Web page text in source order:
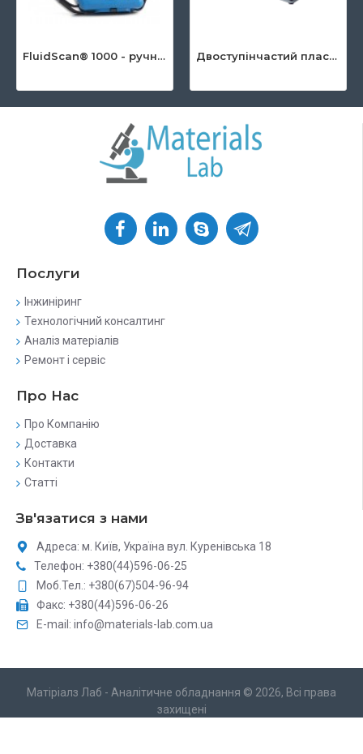
FluidScan® 1000 - ручний інфрачервоний аналізатор оливи Двоступінчастий пластинчато-роторний насос серії DuoLine ™
Послуги
Інжиніринг
Технологічний консалтинг
Аналіз матеріалів
Ремонт і сервіс
Про Нас
Про Компанію
Доставка
Контакти
Статті
Зв'язатися з нами
Адреса: м. Київ, Україна вул. Куренівська 18
Телефон: +380(44)596-06-25
Моб.Тел.: +380(67)504-96-94
Факс: +380(44)596-06-26
E-mail: info@materials-lab.com.ua
Матіріалз Лаб - Аналітичне обладнання © 2026, Всі права
захищені